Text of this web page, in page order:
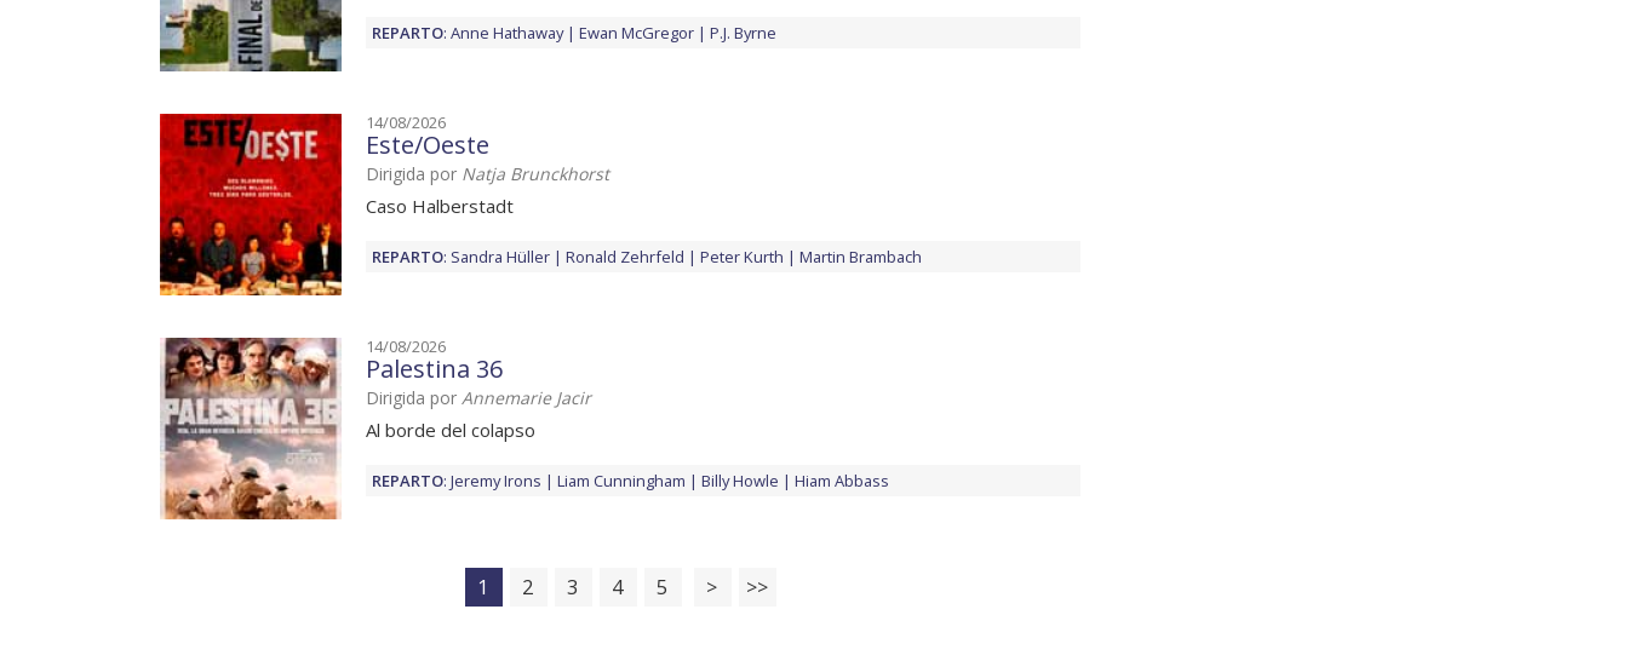
REPARTO: Anne Hathaway Ewan McGregor P.J. Byrne
14/08/2026
Este/Oeste
Dirigida por Natja Brunckhorst
Caso Halberstadt
REPARTO: Sandra Hüller Ronald Zehrfeld Peter Kurth Martin Brambach
14/08/2026
Palestina 36
Dirigida por Annemarie Jacir
Al borde del colapso
REPARTO: Jeremy Irons Liam Cunningham Billy Howle Hiam Abbass
1 2 3 4 5 > >>